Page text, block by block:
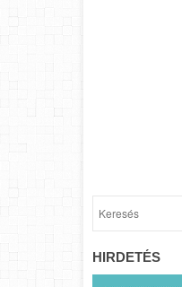
HIRDETÉS